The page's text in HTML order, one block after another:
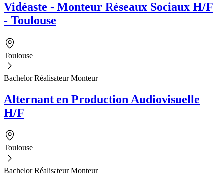
Vidéaste - Monteur Réseaux Sociaux H/F
- Toulouse
Toulouse
Bachelor Réalisateur Monteur
Alternant en Production Audiovisuelle
H/F
Toulouse
Bachelor Réalisateur Monteur